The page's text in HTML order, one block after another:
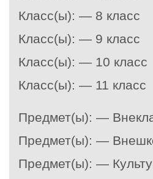
Класс(ы): — 8 класс
Класс(ы): — 9 класс
Класс(ы): — 10 класс
Класс(ы): — 11 класс
Предмет(ы): —
Предмет(ы): —
Предмет(ы): —